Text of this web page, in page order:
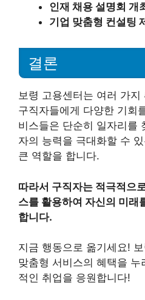
인재 채용 설명회 개
기업 맞춤형 컨설팅
결론
보령 고용센터는 여러 가지
구직자들에게 다양한 기회
비스들은 단순히 일자리를
자의 능력을 극대화할 수
큰 역할을 합니다.
따라서 구직자는 적극적으
스를 활용하여 자신의 미래
합니다.
지금 행동으로 옮기세요!
맞춤형 서비스의 혜택을
적인 취업을 응원합니다!